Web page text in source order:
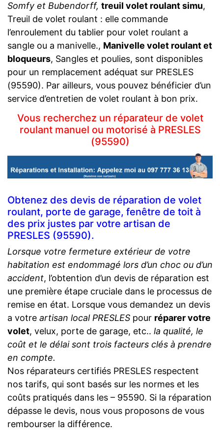
Somfy et Bubendorff, treuil volet roulant simu,
Treuil de volet roulant : elle commande
l’enroulement du tablier pour volet roulant a
sangle ou a manivelle., Manivelle volet roulant et
bloqueurs, Sangles et poulies, sont disponibles
pour un remplacement adéquat sur PRESLES
(95590). Par ailleurs, vous pouvez bénéficier d’un
service d’entretien de volet roulant à bon prix.
Vous recherchez un réparateur de volet
roulant manuel ou motorisé à PRESLES
(95590)
Obtenez des devis de réparation de volet
roulant, porte de garage, fenêtre de toit à
des prix justes par votre artisan de
PRESLES (95590).
Lorsque votre fermeture extérieur de votre
habitation est endommagé lors d’un choc ou d’un
accident, l’obtention d’un devis de réparation est
une première étape cruciale dans le processus de
remise en état. Lorsque vous demandez un devis
a votre artisan local PRESLES pour réparer votre
volet, velux, porte de garage, etc.. la qualité, le
coût et le délai sont trois facteurs clés à prendre
en compte.
Nos réparateurs certifiés PRESLES respectent
nos tarifs, qui sont basés sur les normes et les
coûts pratiqués dans les – 95590. Si la réparation
dépasse le devis, nous vous proposons de vous
rembourser la différence.